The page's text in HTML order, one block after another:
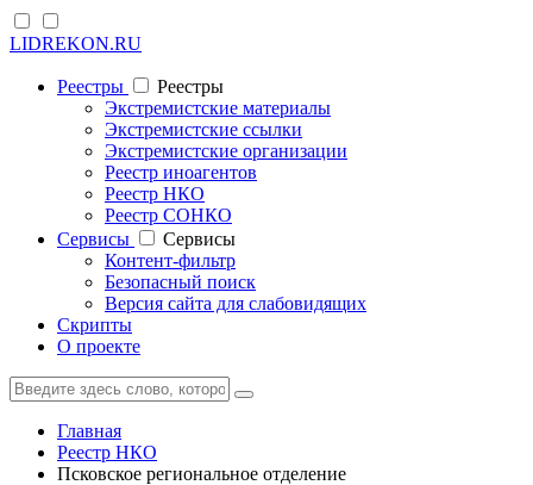
LIDREKON.RU
Реестры
Реестры
Экстремистские материалы
Экстремистские ссылки
Экстремистские организации
Реестр иноагентов
Реестр НКО
Реестр СОНКО
Cервисы
Cервисы
Контент-фильтр
Безопасный поиск
Версия сайта для слабовидящих
Скрипты
О проекте
Главная
Реестр НКО
Псковское региональное отделение